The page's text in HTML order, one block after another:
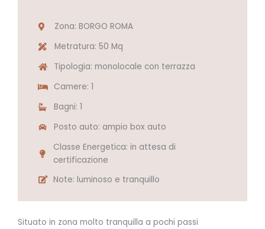
Zona: BORGO ROMA
Metratura: 50 Mq
Tipologia: monolocale con terrazza
Camere: 1
Bagni: 1
Posto auto: ampio box auto
Classe Energetica: in attesa di
certificazione
Note: luminoso e tranquillo
Situato in zona molto tranquilla a pochi passi